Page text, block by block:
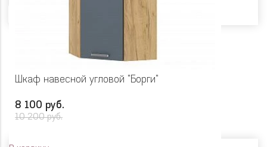
Шкаф навесной угловой "Борги"
8 100 руб.
10 200 руб.